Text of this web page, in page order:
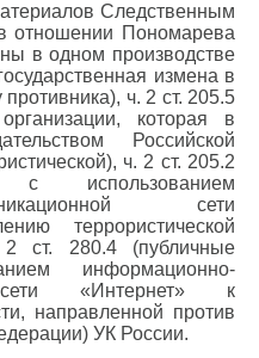
Следственным
отношении Пономарева
в одном производстве
измена в
ч. 2 ст. 205.5
которая в
Российской
ч. 2 ст. 205.2
использованием
сети
террористической
ст. 280.4 (публичные
информационно-
сети «Интернет» к
направленной против
УК России.